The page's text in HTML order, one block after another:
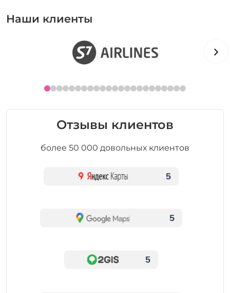
Наши клиенты
Отзывы клиентов
более 50 000 довольных клиентов
5
5
5